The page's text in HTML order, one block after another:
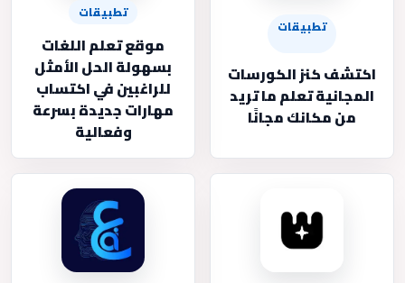
تطبيقات
اكتشف كنز الكورسات
المجانية تعلم ما تريد
من مكانك مجانًا
تطبيقات
موقع تعلم اللغات
بسهولة الحل الأمثل
للراغبين في اكتساب
مهارات جديدة بسرعة
وفعالية